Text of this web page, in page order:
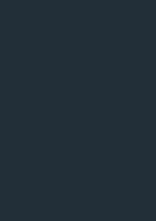
Haier JADE PLUS
šiuo metu neturime.